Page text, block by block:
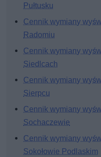
Pułtusku
Cennik wymiany
Radomiu
Cennik wymiany
Siedlcach
Cennik wymiany
Sierpcu
Cennik wymiany
Sochaczewie
Cennik wymiany
Sokołowie Podlaskim